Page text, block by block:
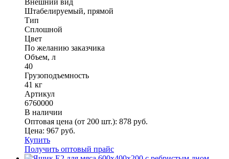
Штабелируемый, прямой
Тип
Сплошной
Цвет
По желанию заказчика
Объем, л
40
Грузоподъемность
41 кг
Артикул
6760000
В наличии
Оптовая цена (от 200 шт.): 878 руб.
Цена: 967 руб.
Купить
Получить оптовый прайс